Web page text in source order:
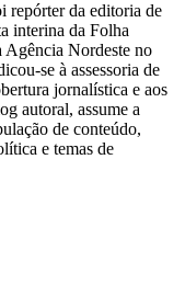
repórter da editoria de
interina da Folha
Nordeste no
se à assessoria de
jornalística e aos
autoral, assume a
de conteúdo,
e temas de